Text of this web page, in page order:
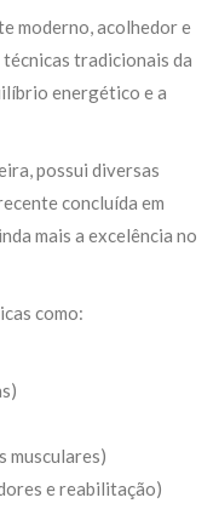
moderno, acolhedor e
tradicionais da
energético e a
possui diversas
concluída em
mais a excelência no
como:
musculares)
e reabilitação)